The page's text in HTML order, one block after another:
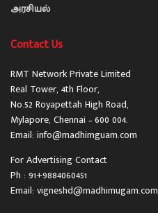
அரசியல்
Contact Us
RMT Network Private Limited
Real Tower, 4th Floor,
No.52 Royapettah High Road,
Mylapore, Chennai – 600 004.
Email: info@madhimguam.com
For Advertising Contact
Ph : 91+9884060451
Email: vigneshd@madhimugam.com